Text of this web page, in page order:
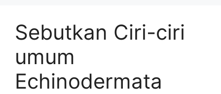
Sebutkan Ciri-ciri
umum
Echinodermata